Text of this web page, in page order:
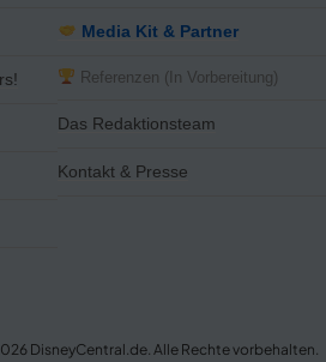
Media Kit & Partner
Referenzen (In Vorbereitung)
Das Redaktionsteam
Kontakt & Presse
DisneyCentral.de. Alle Rechte vorbehalten.